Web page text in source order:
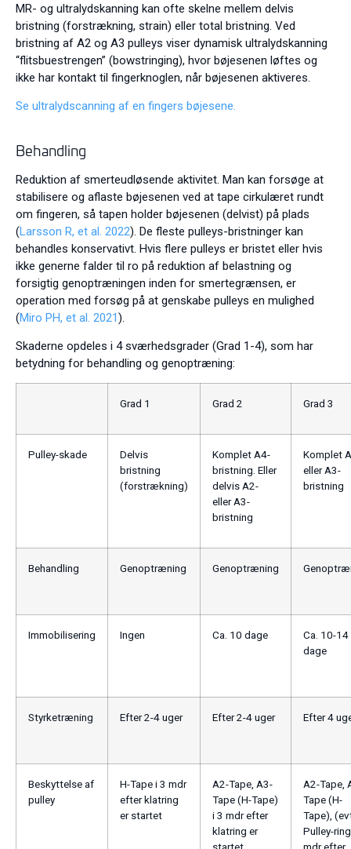
MR- og ultralydskanning kan ofte skelne mellem delvis
bristning (forstrækning, strain) eller total bristning. Ved
bristning af A2 og A3 pulleys viser dynamisk ultralydskanning
“flitsbuestrengen” (bowstringing), hvor bøjesenen løftes og
ikke har kontakt til fingerknoglen, når bøjesenen aktiveres.
Se ultralydscanning af en fingers bøjesene.
Behandling
Reduktion af smerteudløsende aktivitet. Man kan forsøge at
stabilisere og aflaste bøjesenen ved at tape cirkulæret rundt
om fingeren, så tapen holder bøjesenen (delvist) på plads
(Larsson R, et al. 2022). De fleste pulleys-bristninger kan
behandles konservativt. Hvis flere pulleys er bristet eller hvis
ikke generne falder til ro på reduktion af belastning og
forsigtig genoptræningen inden for smertegrænsen, er
operation med forsøg på at genskabe pulleys en mulighed
(Miro PH, et al. 2021).
Skaderne opdeles i 4 sværhedsgrader (Grad 1-4), som har
betydning for behandling og genoptræning:
Grad 1 Grad 2 Grad 3
Pulley-skade
Delvis
bristning
(forstrækning)
Komplet A4-
bristning. Eller
delvis A2-
eller A3-
bristning
Komplet
eller A3-
bristning
Behandling Genoptræning Genoptræning
Immobilisering Ingen Ca. 10 dage
Ca. 10-14
dage
Styrketræning Efter 2-4 uger Efter 2-4 uger Efter 4
Beskyttelse af
pulley
H-Tape i 3 mdr
efter klatring
er startet
A2-Tape, A3-
Tape (H-Tape)
i 3 mdr efter
klatring er
A2-Tape,
Tape (H-
Tape),
Pulley-